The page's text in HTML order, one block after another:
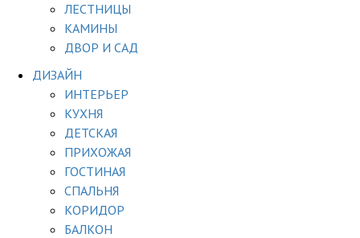
ЛЕСТНИЦЫ
КАМИНЫ
ДВОР И САД
ДИЗАЙН
ИНТЕРЬЕР
КУХНЯ
ДЕТСКАЯ
ПРИХОЖАЯ
ГОСТИНАЯ
СПАЛЬНЯ
КОРИДОР
БАЛКОН